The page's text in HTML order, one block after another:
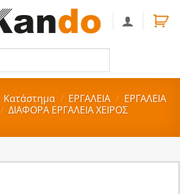
Κατάστημα / ΕΡΓΑΛΕΙΑ / ΕΡΓΑΛΕΙΑ
/ ΔΙΑΦΟΡΑ ΕΡΓΑΛΕΙΑ ΧΕΙΡΟΣ